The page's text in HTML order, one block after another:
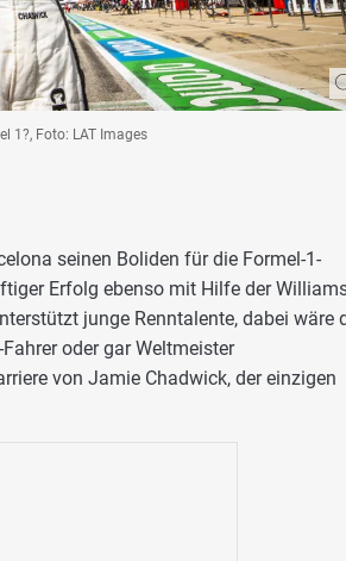
1?, Foto: LAT Images
seinen Boliden für die Formel-1-
Erfolg ebenso mit Hilfe der
junge Renntalente, dabei wäre
oder gar Weltmeister
von Jamie Chadwick, der einzigen